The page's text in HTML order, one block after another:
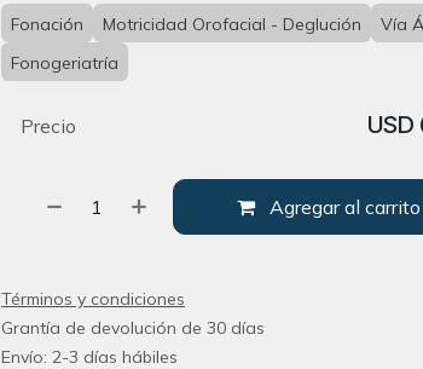
Fonación Motricidad Orofacial - Deglución
Vía
Fonogeriatría
Agregar al carrito
Precio USD
Términos y condiciones
Grantía de devolución de 30 días
Envío: 2-3 días hábiles